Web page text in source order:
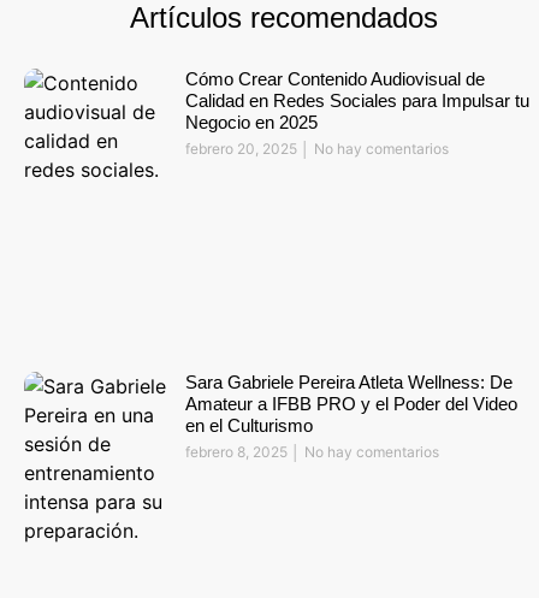
Artículos recomendados
Cómo Crear Contenido Audiovisual de
Calidad en Redes Sociales para Impulsar tu
Negocio en 2025
febrero 20, 2025 No hay comentarios
Sara Gabriele Pereira Atleta Wellness: De
Amateur a IFBB PRO y el Poder del Video
en el Culturismo
febrero 8, 2025 No hay comentarios